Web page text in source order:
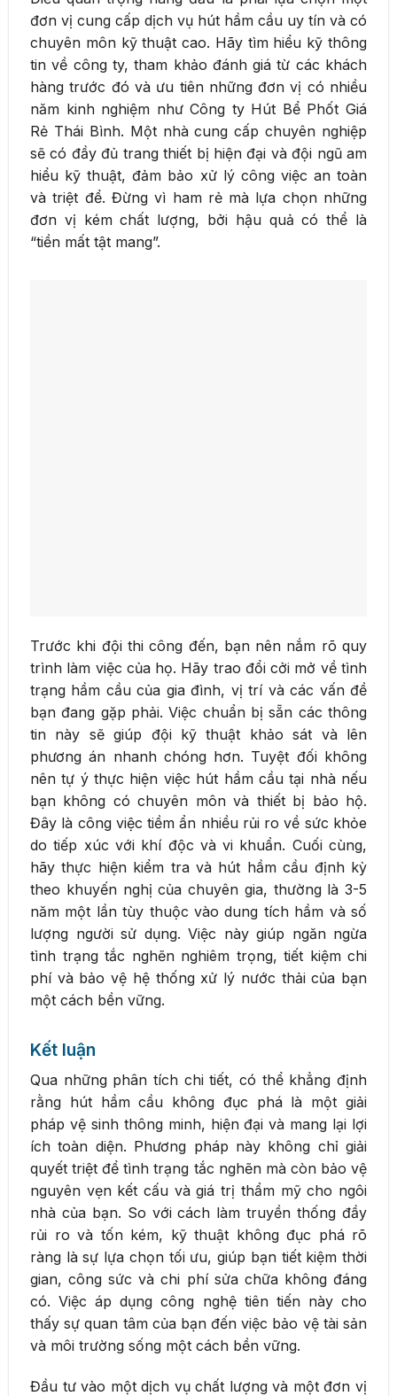
đơn vị cung cấp dịch vụ hút hầm cầu uy tín và có
chuyên môn kỹ thuật cao. Hãy tìm hiểu kỹ thông
tin về công ty, tham khảo đánh giá từ các khách
hàng trước đó và ưu tiên những đơn vị có nhiều
năm kinh nghiệm như Công ty Hút Bể Phốt Giá
Rẻ Thái Bình. Một nhà cung cấp chuyên nghiệp
sẽ có đầy đủ trang thiết bị hiện đại và đội ngũ am
hiểu kỹ thuật, đảm bảo xử lý công việc an toàn
và triệt để. Đừng vì ham rẻ mà lựa chọn những
đơn vị kém chất lượng, bởi hậu quả có thể là
“tiền mất tật mang”.
Trước khi đội thi công đến, bạn nên nắm rõ quy
trình làm việc của họ. Hãy trao đổi cởi mở về tình
trạng hầm cầu của gia đình, vị trí và các vấn đề
bạn đang gặp phải. Việc chuẩn bị sẵn các thông
tin này sẽ giúp đội kỹ thuật khảo sát và lên
phương án nhanh chóng hơn. Tuyệt đối không
nên tự ý thực hiện việc hút hầm cầu tại nhà nếu
bạn không có chuyên môn và thiết bị bảo hộ.
Đây là công việc tiềm ẩn nhiều rủi ro về sức khỏe
do tiếp xúc với khí độc và vi khuẩn. Cuối cùng,
hãy thực hiện kiểm tra và hút hầm cầu định kỳ
theo khuyến nghị của chuyên gia, thường là 3-5
năm một lần tùy thuộc vào dung tích hầm và số
lượng người sử dụng. Việc này giúp ngăn ngừa
tình trạng tắc nghẽn nghiêm trọng, tiết kiệm chi
phí và bảo vệ hệ thống xử lý nước thải của bạn
một cách bền vững.
Kết luận
Qua những phân tích chi tiết, có thể khẳng định
rằng hút hầm cầu không đục phá là một giải
pháp vệ sinh thông minh, hiện đại và mang lại lợi
ích toàn diện. Phương pháp này không chỉ giải
quyết triệt để tình trạng tắc nghẽn mà còn bảo vệ
nguyên vẹn kết cấu và giá trị thẩm mỹ cho ngôi
nhà của bạn. So với cách làm truyền thống đầy
rủi ro và tốn kém, kỹ thuật không đục phá rõ
ràng là sự lựa chọn tối ưu, giúp bạn tiết kiệm thời
gian, công sức và chi phí sửa chữa không đáng
có. Việc áp dụng công nghệ tiên tiến này cho
thấy sự quan tâm của bạn đến việc bảo vệ tài sản
và môi trường sống một cách bền vững.
Đầu tư vào một dịch vụ chất lượng và một đơn vị